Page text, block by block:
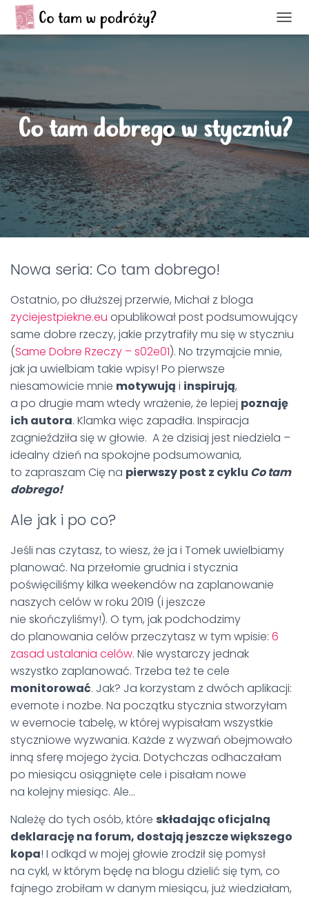
Z
N
A
W
I
G
A
J
Ę
Co tam dobrego w styczniu?
Nowa seria: Co tam dobrego!
Ostatnio, po dłuższej przerwie, Michał z bloga
zyciejestpiekne.eu opublikował post podsumowujący
same dobre rzeczy, jakie przytrafiły mu się w styczniu
(Same Dobre Rzeczy – s02e01). No trzymajcie mnie,
jak ja uwielbiam takie wpisy! Po pierwsze
niesamowicie mnie motywują i inspirują,
a po drugie mam wtedy wrażenie, że lepiej poznaję
ich autora. Klamka więc zapadła. Inspiracja
zagnieździła się w głowie. A że dzisiaj jest niedziela –
idealny dzień na spokojne podsumowania,
to zapraszam Cię na pierwszy post z cyklu Co tam
dobrego!
Ale jak i po co?
Jeśli nas czytasz, to wiesz, że ja i Tomek uwielbiamy
planować. Na przełomie grudnia i stycznia
poświęciliśmy kilka weekendów na zaplanowanie
naszych celów w roku 2019 (i jeszcze
nie skończyliśmy!). O tym, jak podchodzimy
do planowania celów przeczytasz w tym wpisie: 6
zasad ustalania celów. Nie wystarczy jednak
wszystko zaplanować. Trzeba też te cele
monitorować. Jak? Ja korzystam z dwóch aplikacji:
evernote i nozbe. Na początku stycznia stworzyłam
w evernocie tabelę, w której wypisałam wszystkie
styczniowe wyzwania. Każde z wyzwań obejmowało
inną sferę mojego życia. Dotychczas odhaczałam
po miesiącu osiągnięte cele i pisałam nowe
na kolejny miesiąc. Ale…
Należę do tych osób, które składając oficjalną
deklarację na forum, dostają jeszcze większego
kopa! I odkąd w mojej głowie zrodził się pomysł
na cykl, w którym będę na blogu dzielić się tym, co
fajnego zrobiłam w danym miesiącu, już wiedziałam,